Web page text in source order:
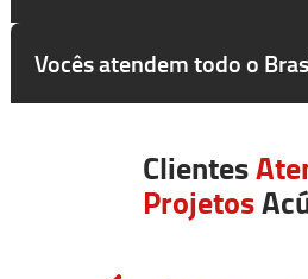
Vocês atendem todo o
Clientes
Projetos